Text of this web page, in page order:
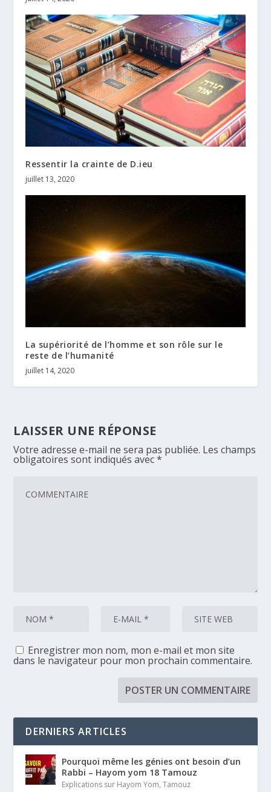
Ressentir la crainte de D.ieu
juillet 13, 2020
La supériorité de l’homme et son rôle sur le
reste de l’humanité
juillet 14, 2020
LAISSER UNE RÉPONSE
Votre adresse e-mail ne sera pas publiée. Les champs
obligatoires sont indiqués avec*
Enregistrer mon nom, mon e-mail et mon site
dans le navigateur pour mon prochain commentaire.
DERNIERS ARTICLES
Pourquoi même les génies ont besoin d’un
Rabbi – Hayom yom 18 Tamouz
Explications sur Hayom Yom,Tamouz